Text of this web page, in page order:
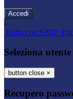
-
Entra con SPID
Seleziona utente
button close ×
Recupero